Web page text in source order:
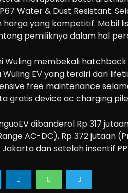
Water & Dust Resistant.
harga yang kompetitif. Mobil
pemiliknya dalam hal
Wuling membekali
EV yang terdiri dari
free maintenance
gratis device ac charging
dibanderol Rp 317
AC-DC), Rp 372 jutaan
dan setelah insentif